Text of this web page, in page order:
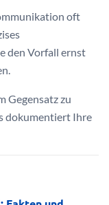
oft
den Vorfall ernst
Gegensatz zu
dokumentiert Ihre